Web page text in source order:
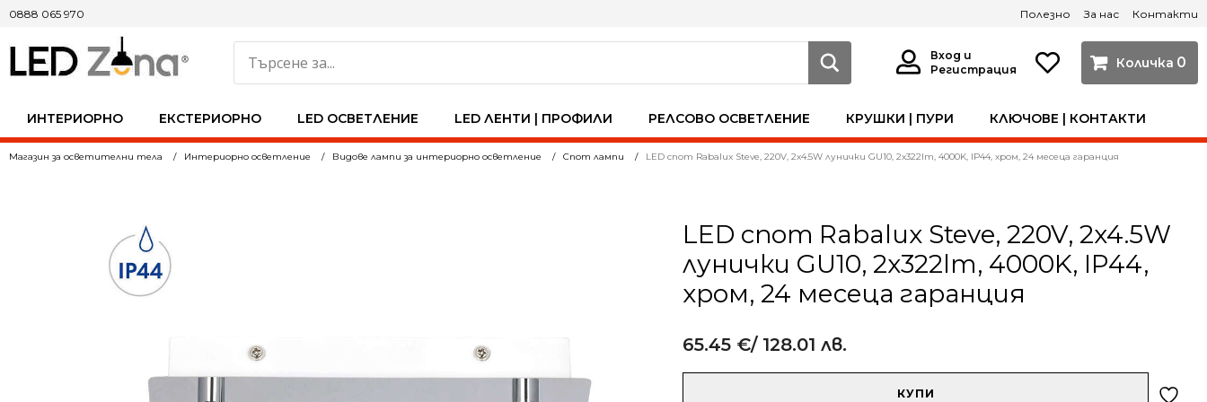
ИНТЕРИОРНО ЕКСТЕРИОРНО LED ОСВЕТЛЕНИЕ LED ЛЕНТИ | ПРОФИЛИ РЕЛСОВО ОСВЕТЛЕНИЕ КРУШКИ | ПУРИ КЛЮЧОВЕ | КОНТАКТИ
0
0888 065 970
Вход и
Регистрация
Полезно За нас Контакти
Магазин за осветителни тела Интериорно осветление Видове лампи за интериорно осветление Спот лампи LED спот Rabalux Steve, 220V, 2x4.5W лунички GU10, 2x322lm, 4000K, IP44, хром, 24 месеца гаранция
LED спот Rabalux Steve, 220V, 2x4.5W
лунички GU10, 2x322lm, 4000K, IP44,
хром, 24 месеца гаранция
65.45 €/ 128.01 лв.
КУПИ